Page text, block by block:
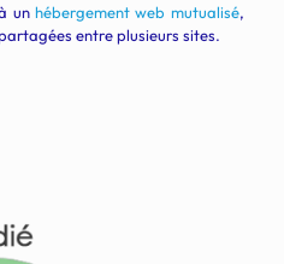
un hébergement web mutualisé,
entre plusieurs sites.